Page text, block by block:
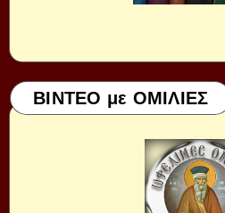
ΒΙΝΤΕΟ με ΟΜΙΛΙΕΣ